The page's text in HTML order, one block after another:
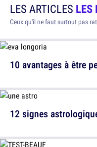
LES ARTICLES LES
Ceux qu'il ne faut surtout pas
10 avantages à être
12 signes